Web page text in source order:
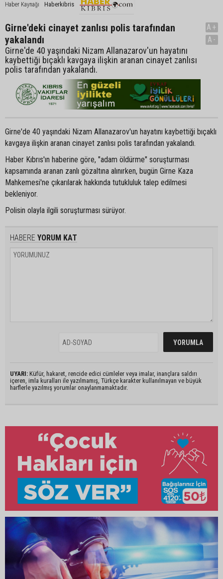
Haber Kaynağı Haberkibris
Girne'deki cinayet zanlısı polis tarafından
yakalandı
Girne'de 40 yaşındaki Nizam Allanazarov'un hayatını
kaybettiği bıçaklı kavgaya ilişkin aranan cinayet zanlısı
polis tarafından yakalandı.
A+
A-
Girne'de 40 yaşındaki Nizam Allanazarov'un hayatını kaybettiği bıçaklı
kavgaya ilişkin aranan cinayet zanlısı polis tarafından yakalandı.
Haber Kıbrıs'ın haberine göre, "adam öldürme" soruşturması
kapsamında aranan zanlı gözaltına alınırken, bugün Girne Kaza
Mahkemesi'ne çıkarılarak hakkında tutukluluk talep edilmesi
bekleniyor.
Polisin olayla ilgili soruşturması sürüyor.
HABERE YORUM KAT
UYARI: Küfür, hakaret, rencide edici cümleler veya imalar, inançlara saldırı
içeren, imla kuralları ile yazılmamış, Türkçe karakter kullanılmayan ve büyük
harflerle yazılmış yorumlar onaylanmamaktadır.